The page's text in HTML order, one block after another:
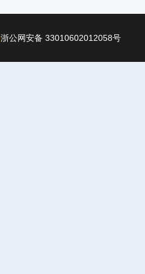
浙公网安备 33010602012058号